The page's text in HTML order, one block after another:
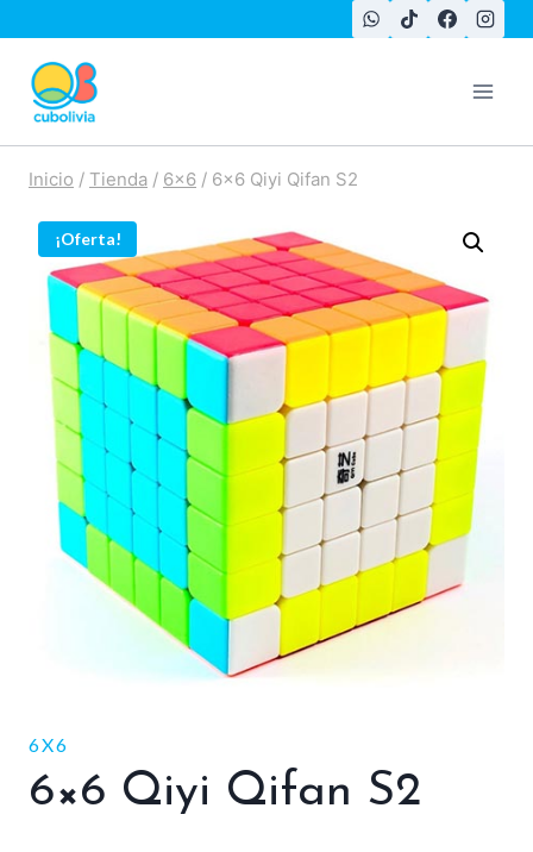
contenido
Inicio / Tienda / 6x6 / 6×6 Qiyi Qifan S2
¡Oferta!
6X6
6×6 Qiyi Qifan S2